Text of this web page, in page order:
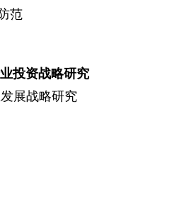
范
投资战略研究
展战略研究